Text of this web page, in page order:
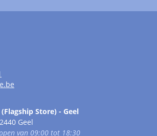
Store) - Geel
Geel
van 09:00 tot 18:30